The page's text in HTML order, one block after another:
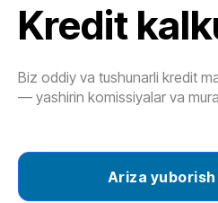
Kredit
Biz oddiy va tushunarli kredit
— yashirin komissiyalar va
Ariza yuborish